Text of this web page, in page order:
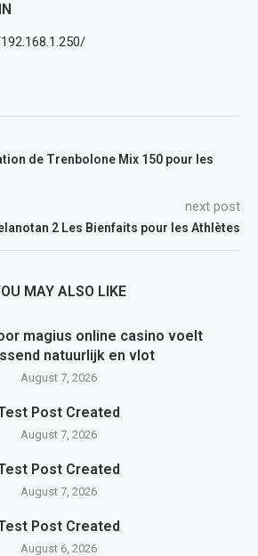
de Trenbolone Mix 150 pour les
next post
2 Les Bienfaits pour les Athlètes
MAY ALSO LIKE
magius online casino voelt
natuurlijk en vlot
August 7, 2026
Post Created
August 7, 2026
Post Created
August 7, 2026
Post Created
August 6, 2026